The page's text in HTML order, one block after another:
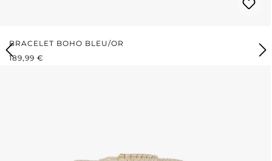
BRACELET BOHO BLEU/OR
PRIX RÉGULIER :
189,99 €